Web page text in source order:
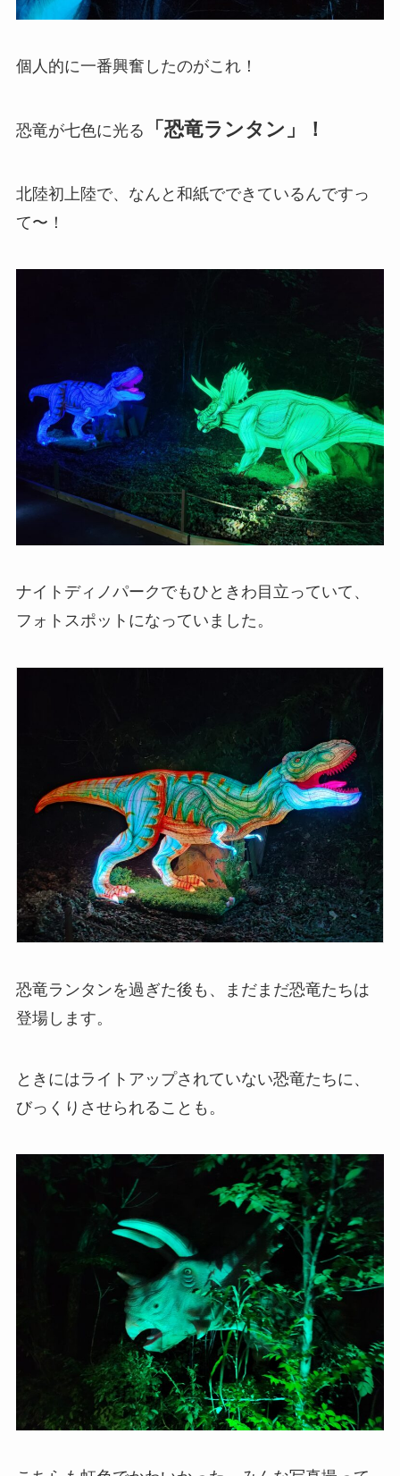
個人的に一番興奮したのがこれ！
恐竜が七色に光る 「恐竜ランタン」！
北陸初上陸で、なんと和紙でできているんですっ
て〜！
ナイトディノパークでもひときわ目立っていて、
フォトスポットになっていました。
恐竜ランタンを過ぎた後も、まだまだ恐竜たちは
登場します。
ときにはライトアップされていない恐竜たちに、
びっくりさせられることも。